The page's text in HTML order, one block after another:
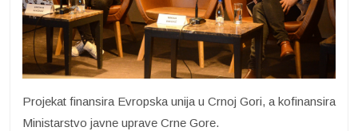
Projekat finansira Evropska unija u Crnoj Gori, a kofinansira
Ministarstvo javne uprave Crne Gore.